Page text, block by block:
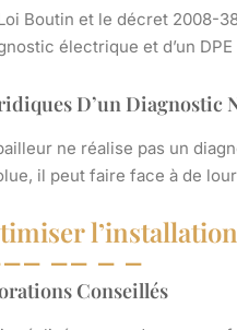
Boutin et le décret 2008-
électrique et d’un
D’un Diagnostic
ne réalise pas un
il peut faire face à de
Conseillés